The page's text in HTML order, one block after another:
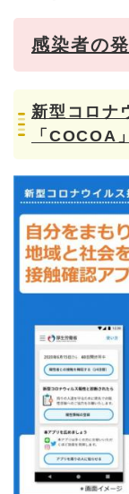
感染者の
新型コロナ
「COCOA